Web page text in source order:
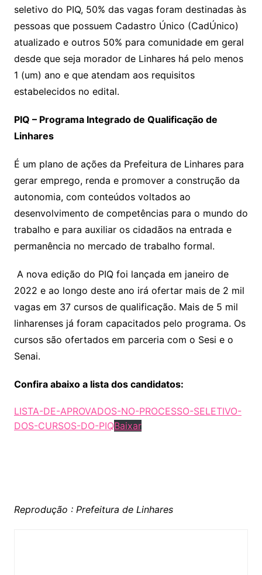
seletivo do PIQ, 50% das vagas foram destinadas às
pessoas que possuem Cadastro Único (CadÚnico)
atualizado e outros 50% para comunidade em geral
desde que seja morador de Linhares há pelo menos
1 (um) ano e que atendam aos requisitos
estabelecidos no edital.
PIQ – Programa Integrado de Qualificação de
Linhares
É um plano de ações da Prefeitura de Linhares para
gerar emprego, renda e promover a construção da
autonomia, com conteúdos voltados ao
desenvolvimento de competências para o mundo do
trabalho e para auxiliar os cidadãos na entrada e
permanência no mercado de trabalho formal.
A nova edição do PIQ foi lançada em janeiro de
2022 e ao longo deste ano irá ofertar mais de 2 mil
vagas em 37 cursos de qualificação. Mais de 5 mil
linharenses já foram capacitados pelo programa. Os
cursos são ofertados em parceria com o Sesi e o
Senai.
Confira abaixo a lista dos candidatos:
LISTA-DE-APROVADOS-NO-PROCESSO-SELETIVO-
DOS-CURSOS-DO-PIQBaixar
Reprodução : Prefeitura de Linhares